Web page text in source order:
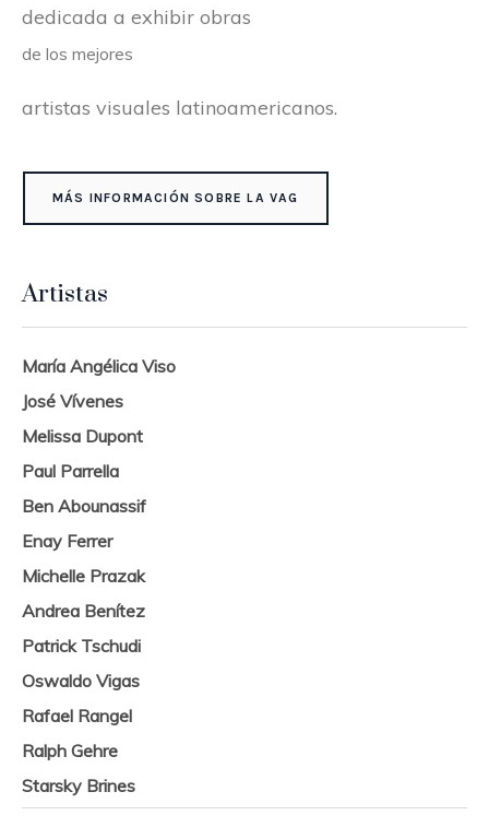
dedicada a exhibir obras
de los mejores
artistas visuales latinoamericanos.
MÁS INFORMACIÓN SOBRE LA VAG
Artistas
María Angélica Viso
José Vívenes
Melissa Dupont
Paul Parrella
Ben Abounassif
Enay Ferrer
Michelle Prazak
Andrea Benítez
Patrick Tschudi
Oswaldo Vigas
Rafael Rangel
Ralph Gehre
Starsky Brines